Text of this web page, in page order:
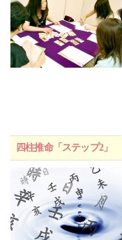
四柱推命「ステップ2」